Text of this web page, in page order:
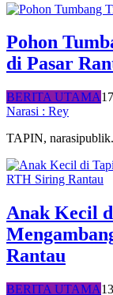
Pohon
di Pasar
BERITA UTAMA
Narasi : Rey
TAPIN,
Anak Kecil
Rantau
BERITA UTAMA